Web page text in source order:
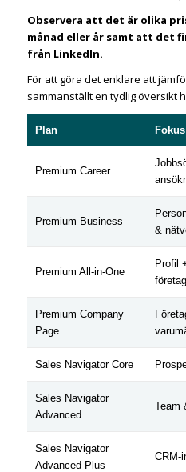
Observera att det är olika
månad eller år samt att det
från LinkedIn.
För att göra det enklare att
sammanställt en tydlig översikt
Plan Fokus
Premium Career
Premium Business
&
Premium All-in-One
Profil
Premium Company
Page
Sales Navigator Core
Sales Navigator
Advanced
Team
Sales Navigator
Advanced Plus
CRM-